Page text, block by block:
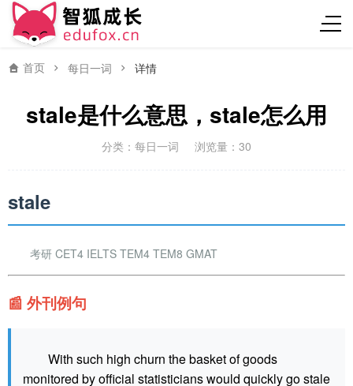
首页 每日一词 详情
stale是什么意思，stale怎么用
分类： 每日一词 浏览量：30
stale
考研 CET4 IELTS TEM4 TEM8 GMAT
📰 外刊例句
With such high churn the basket of goods
monitored by official statisticians would quickly go stale